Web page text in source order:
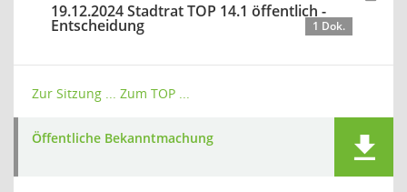
19.12.2024 Stadtrat TOP 14.1 öffentlich -
Entscheidung 1 Dok.
Zur Sitzung ... Zum TOP ...
Öffentliche Bekanntmachung